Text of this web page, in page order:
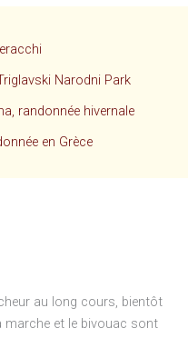
au long cours, bientôt
marche et le bivouac sont